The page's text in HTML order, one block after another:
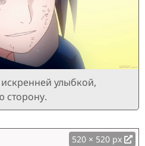
улыбкой,
сторону.
520 × 520 px